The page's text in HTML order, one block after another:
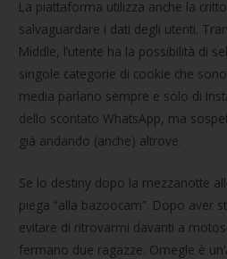
La piattaforma utilizza anche la
salvaguardare i dati degli utenti.
Middle, l’utente ha la possibilità di
singole categorie di cookie che
media parlano sempre e solo di
dello scontato WhatsApp, ma
già andando (anche) altrove.
Se lo destiny dopo la mezzanotte
piega “alla bazoocam”. Dopo aver
evitare di ritrovarmi davanti a
fermano due ragazze. Omegle è